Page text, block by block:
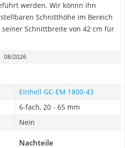
werden. Wir könnn ihn
Schnitthöhe im Bereich
Schnittbreite von 42 cm für
08/2026
Einhell GC-EM 1800-43
6-fach, 20 - 65 mm
Nein
Nachteile